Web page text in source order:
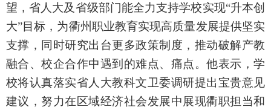
望，省人大及省级部门能全力支持学校实现“升本创
大”目标，为衢州职业教育实现高质量发展提供坚实
支撑，同时研究出台更多政策制度，推动破解产教
融合、校企合作中遇到的难点、痛点。他表示，学
校将认真落实省人大教科文卫委调研提出宝贵意见
建议，努力在区域经济社会发展中展现衢职担当和